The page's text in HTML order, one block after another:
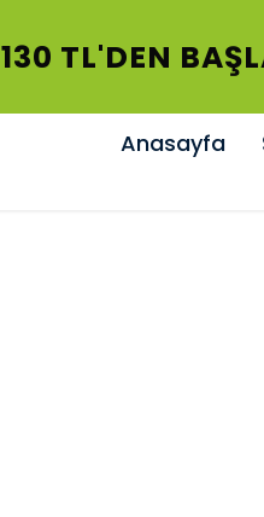
130 TL'DEN
Anasayfa